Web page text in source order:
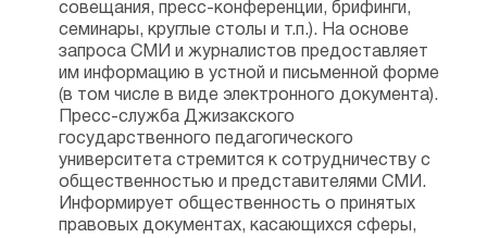
совещания, пресс-конференции, брифинги,
семинары, круглые столы и т.п.). На основе
запроса СМИ и журналистов предоставляет
им информацию в устной и письменной форме
(в том числе в виде электронного документа).
Пресс-служба Джизакского
государственного педагогического
университета стремится к сотрудничеству с
общественностью и представителями СМИ.
Информирует общественность о принятых
правовых документах, касающихся сферы,